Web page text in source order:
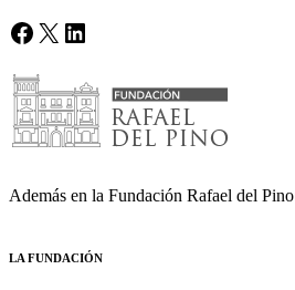
Facebook
X LinkedIn
Además en la Fundación Rafael del Pino
LA FUNDACIÓN